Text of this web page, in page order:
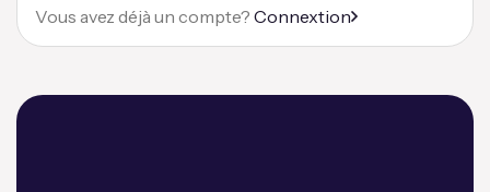
Vous avez déjà un compte? Connextion